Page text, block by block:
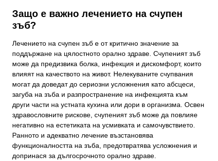
Защо е важно лечението на счупен
зъб?
Лечението на счупен зъб е от критично значение за
поддържане на цялостното орално здраве. Счупеният зъб
може да предизвика болка, инфекция и дискомфорт, които
влияят на качеството на живот. Нелекуваните счупвания
могат да доведат до сериозни усложнения като абсцеси,
загуба на зъба и разпространение на инфекцията към
други части на устната кухина или дори в организма. Освен
здравословните рискове, счупеният зъб може да повлияе
негативно на естетиката на усмивката и самочувствието.
Ранното и адекватно лечение възстановява
функционалността на зъба, предотвратява усложнения и
допринася за дългосрочното орално здраве.